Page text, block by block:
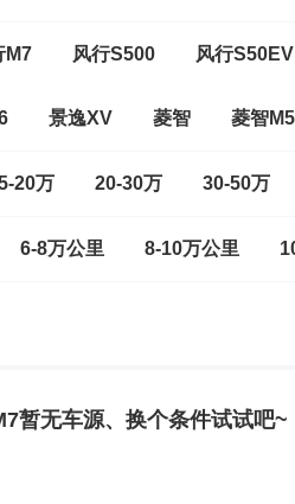
M7 风行S500 风行S50EV
景逸XV 菱智 菱智
20万 20-30万 30-50万
6-8万公里 8-10万公里
暂无车源、换个条件试试吧~